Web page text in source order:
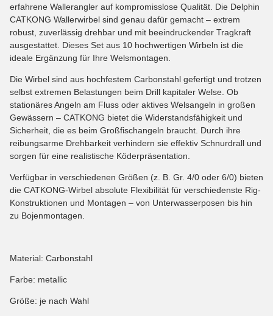
erfahrene Wallerangler auf kompromisslose Qualität. Die Delphin
CATKONG Wallerwirbel sind genau dafür gemacht – extrem
robust, zuverlässig drehbar und mit beeindruckender Tragkraft
ausgestattet. Dieses Set aus 10 hochwertigen Wirbeln ist die
ideale Ergänzung für Ihre Welsmontagen.
Die Wirbel sind aus hochfestem Carbonstahl gefertigt und trotzen
selbst extremen Belastungen beim Drill kapitaler Welse. Ob
stationäres Angeln am Fluss oder aktives Welsangeln in großen
Gewässern – CATKONG bietet die Widerstandsfähigkeit und
Sicherheit, die es beim Großfischangeln braucht. Durch ihre
reibungsarme Drehbarkeit verhindern sie effektiv Schnurdrall und
sorgen für eine realistische Köderpräsentation.
Verfügbar in verschiedenen Größen (z. B. Gr. 4/0 oder 6/0) bieten
die CATKONG-Wirbel absolute Flexibilität für verschiedenste Rig-
Konstruktionen und Montagen – von Unterwasserposen bis hin
zu Bojenmontagen.
Material: Carbonstahl
Farbe: metallic
Größe: je nach Wahl